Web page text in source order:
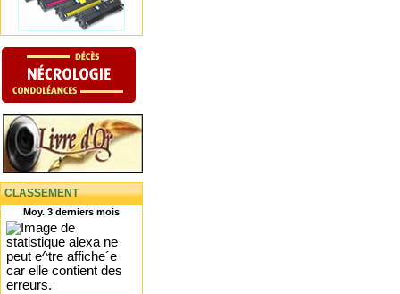
CLASSEMENT
Moy. 3 derniers mois